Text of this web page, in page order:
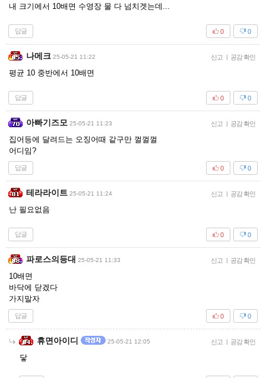
내 크기에서 10배면 수영장 물 다 넘치겟는데...
답글 0
0
나메크 25-05-21 11:22 신고 | 공감 확인
평균 10 중반에서 10배면
답글 0
0
아빠기즈모 25-05-21 11:23 신고 | 공감 확인
집어등에 달려드는 오징어때 같구만 껄껄껄
어디임?
답글 0
0
테라라이트 25-05-21 11:24 신고 | 공감 확인
난 필요없음
답글 0
0
파로스의등대 25-05-21 11:33 신고 | 공감 확인
10배면
바닥에 닫겠다
가지말자
답글 0
0
휴면아이디 25-05-21 12:05 신고 | 공감 확인
닿